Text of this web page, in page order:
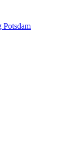
Potsdam